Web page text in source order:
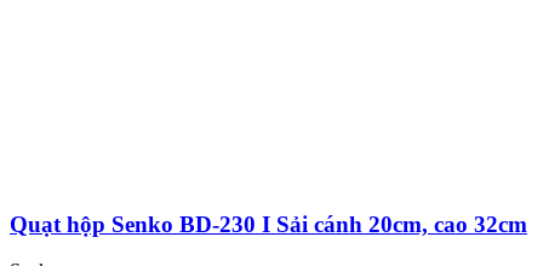
Quạt hộp Senko BD-230 I Sải cánh 20cm, cao 32cm